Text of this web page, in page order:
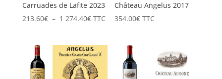
Carruades de Lafite 2023
213.60€ – 1 274.40€Plage
prix :
213.60€
à
TTC
Château Angelus 2017
354.00€ TTC